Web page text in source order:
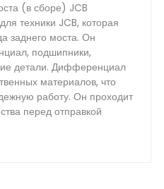
(в сборе) JCB
техники JCB, которая
заднего моста. Он
подшипники,
детали. Дифференциал
материалов, что
работу. Он проходит
перед отправкой